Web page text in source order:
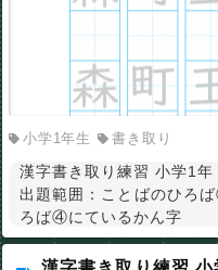
小学1年生 書き取り
漢字書き取り練習 小学1
出題範囲：ことばのひろ
ろば④にているかん字